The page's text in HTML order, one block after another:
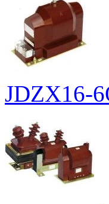
JDZX16-